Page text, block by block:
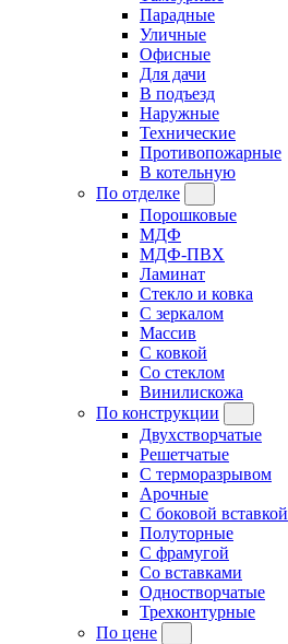
Парадные
Уличные
Офисные
Для дачи
В подъезд
Наружные
Технические
Противопожарные
В котельную
По отделке
Порошковые
МДФ
МДФ-ПВХ
Ламинат
Стекло и ковка
С зеркалом
Массив
С ковкой
Со стеклом
Винилискожа
По конструкции
Двухстворчатые
Решетчатые
С терморазрывом
Арочные
С боковой вставкой
Полуторные
С фрамугой
Cо вставками
Одностворчатые
Трехконтурные
По цене